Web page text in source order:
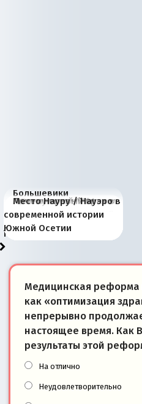
Большевики
отличаются от «Яблока»
тем, что они -
победители
Киевская марионетка
Запада рассказала о
«переобувании» хозяев
В России назрели
перемены: 15 шагов к
суверенной экономике
Миграционный пожар
Европы
Россия начинает
сбрасывать балласт
Анкориджа
Россия зимой 1904
года: первые уступки во
внутренней политике
Русская нация вчера и
сегодня
Почему правый крах в
Варшаве не поможет её
отношениям с Россией?
Место Науру / Науэро в
современной истории
Южной Осетии
Медицинская реформа
как «оптимизация
непрерывно
настоящее время. Как
результаты этой
На отлично
Неудовлетворительно